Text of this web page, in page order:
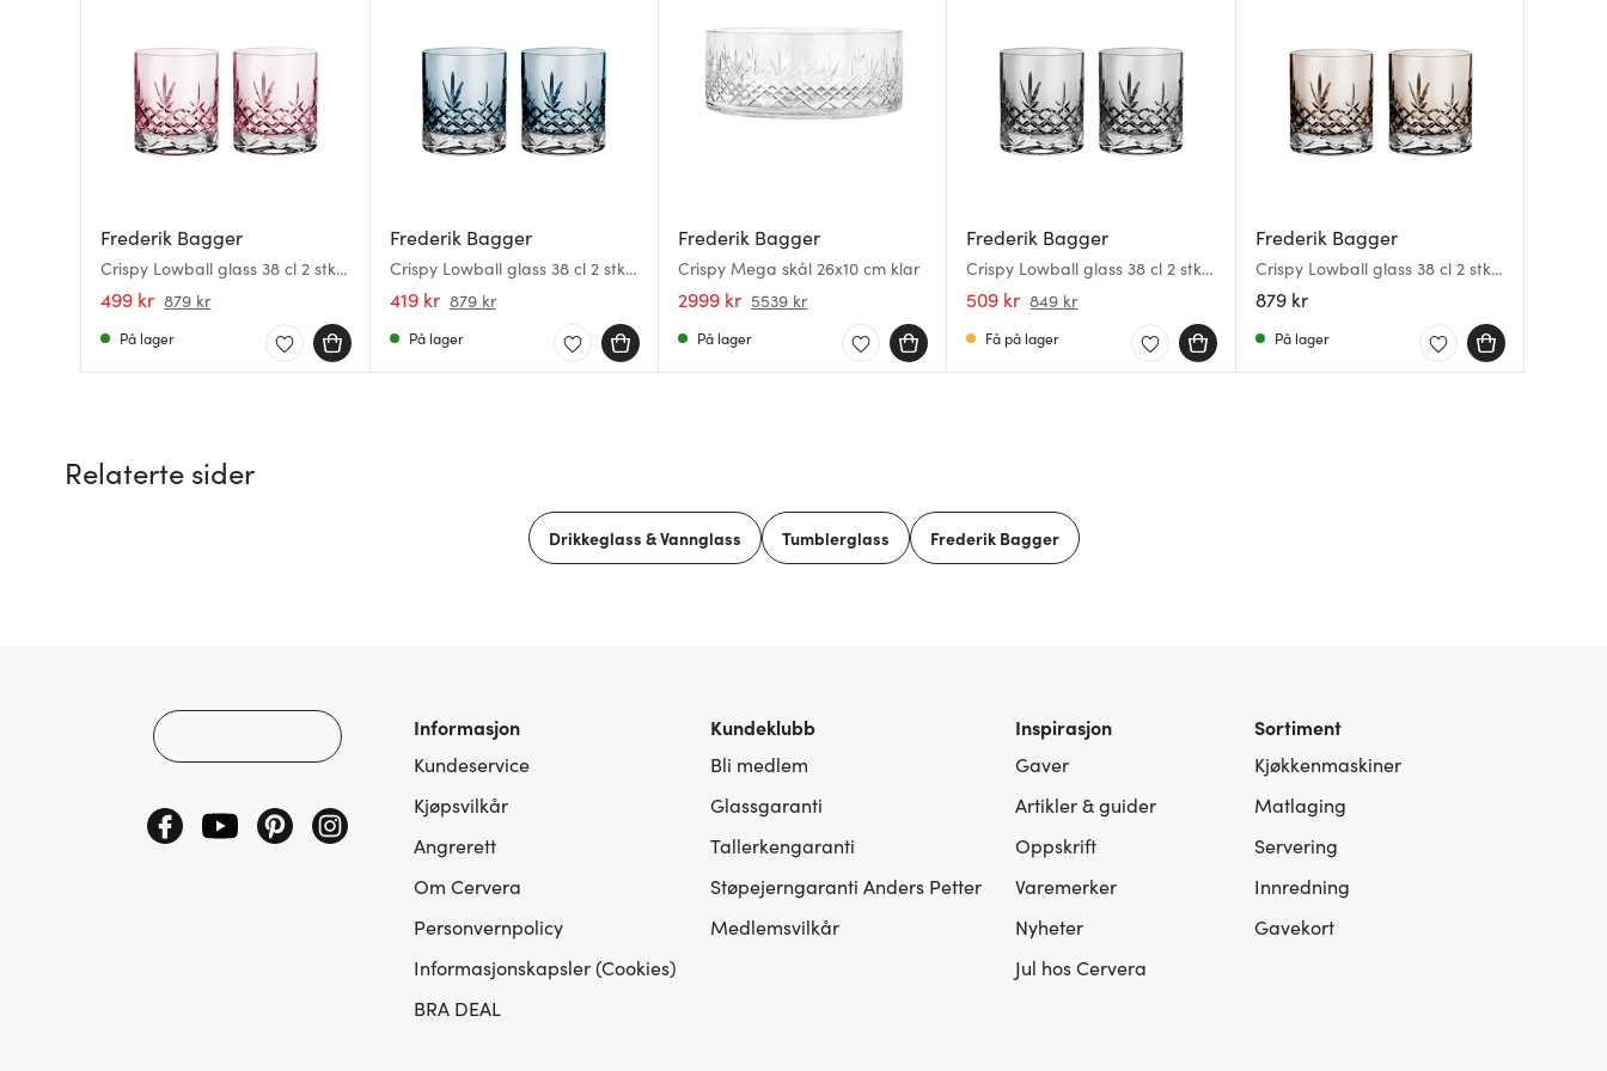
Frederik Bagger
Crispy Lowball glass 38 cl 2 stk
topaz
499 kr 879 kr
På lager
Frederik Bagger
Crispy Lowball glass 38 cl 2 stk
sapphire
419 kr 879 kr
På lager
Frederik Bagger
Crispy Mega skål 26x10 cm klar
2999 kr 5539 kr
På lager
Frederik Bagger
Crispy Lowball glass 38 cl 2 stk
dark
509 kr 849 kr
Få på lager
Frederik Bagger
Crispy Lowball glass 38 cl 2 stk
copal
879 kr
På lager
Relaterte sider
Drikkeglass & Vannglass Tumblerglass Frederik Bagger
Informasjon
Kundeservice
Kjøpsvilkår
Angrerett
Om Cervera
Personvernpolicy
Informasjonskapsler (Cookies)
BRA DEAL
Kundeklubb
Bli medlem
Glassgaranti
Tallerkengaranti
Støpejerngaranti Anders Petter
Medlemsvilkår
Inspirasjon
Gaver
Artikler & guider
Oppskrift
Varemerker
Nyheter
Jul hos Cervera
Sortiment
Kjøkkenmaskiner
Matlaging
Servering
Innredning
Gavekort